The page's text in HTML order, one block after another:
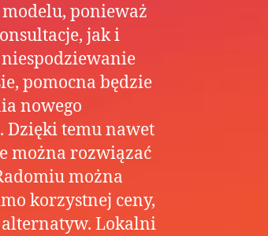
ponieważ
jak i
pomocna będzie
nowego
Dzięki temu nawet
można rozwiązać
można
korzystnej ceny,
alternatyw. Lokalni